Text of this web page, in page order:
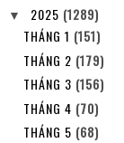
▼ 2025 (1289)
THÁNG 1 (151)
THÁNG 2 (179)
THÁNG 3 (156)
THÁNG 4 (70)
THÁNG 5 (68)